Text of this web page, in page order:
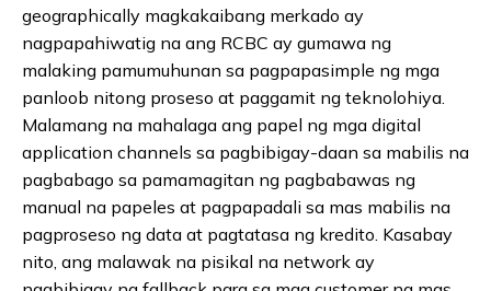
geographically magkakaibang merkado ay
nagpapahiwatig na ang RCBC ay gumawa ng
malaking pamumuhunan sa pagpapasimple ng mga
panloob nitong proseso at paggamit ng teknolohiya.
Malamang na mahalaga ang papel ng mga digital
application channels sa pagbibigay-daan sa mabilis na
pagbabago sa pamamagitan ng pagbabawas ng
manual na papeles at pagpapadali sa mas mabilis na
pagproseso ng data at pagtatasa ng kredito. Kasabay
nito, ang malawak na pisikal na network ay